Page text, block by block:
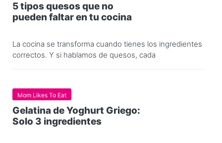
5 tipos quesos que no
pueden faltar en tu cocina
La cocina se transforma cuando tienes los ingredientes
correctos. Y si hablamos de quesos, cada
Mom Likes To Eat
Gelatina de Yoghurt Griego:
Solo 3 ingredientes